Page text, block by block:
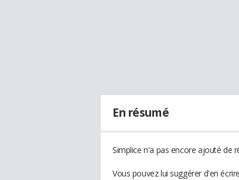
En résumé
Simplice n'a pas encore ajouté de
Vous pouvez lui suggérer d'en